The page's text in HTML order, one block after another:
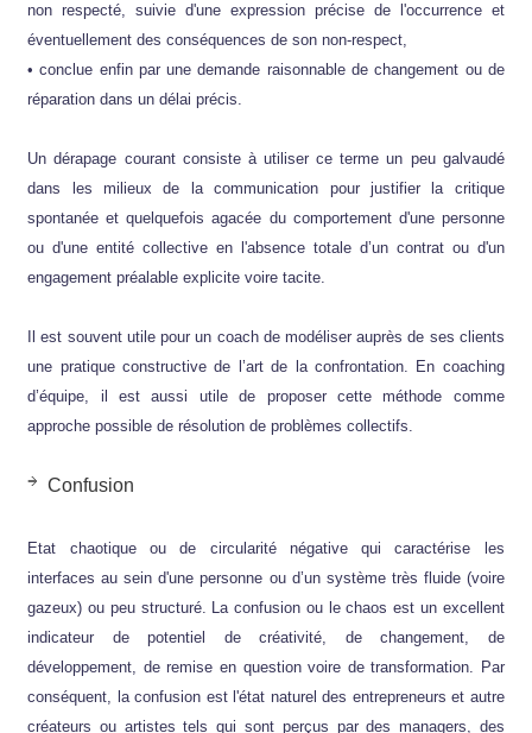
non respecté, suivie d'une expression précise de l'occurrence et
éventuellement des conséquences de son non-respect,
• conclue enfin par une demande raisonnable de changement ou de
réparation dans un délai précis.
Un dérapage courant consiste à utiliser ce terme un peu galvaudé
dans les milieux de la communication pour justifier la critique
spontanée et quelquefois agacée du comportement d'une personne
ou d'une entité collective en l'absence totale d’un contrat ou d'un
engagement préalable explicite voire tacite.
Il est souvent utile pour un coach de modéliser auprès de ses clients
une pratique constructive de l’art de la confrontation. En coaching
d’équipe, il est aussi utile de proposer cette méthode comme
approche possible de résolution de problèmes collectifs.
Confusion
Etat chaotique ou de circularité négative qui caractérise les
interfaces au sein d'une personne ou d’un système très fluide (voire
gazeux) ou peu structuré. La confusion ou le chaos est un excellent
indicateur de potentiel de créativité, de changement, de
développement, de remise en question voire de transformation. Par
conséquent, la confusion est l'état naturel des entrepreneurs et autre
créateurs ou artistes tels qui sont perçus par des managers, des